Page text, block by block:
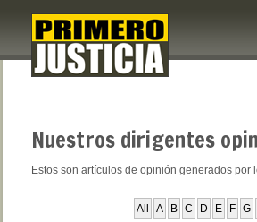
Nuestrosdirigentes
Estos son artículos de opinión generados por
All A B C D E F G